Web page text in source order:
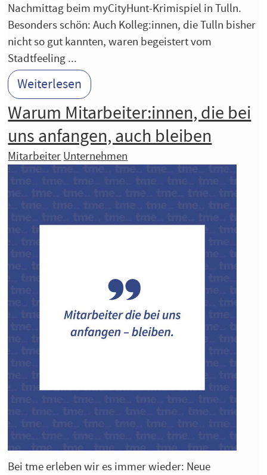
Nachmittag beim myCityHunt-Krimispiel in Tulln.
Besonders schön: Auch Kolleg:innen, die Tulln bisher
nicht so gut kannten, waren begeistert vom
Stadtfeeling ...
Weiterlesen
Warum Mitarbeiter:innen, die bei
uns anfangen, auch bleiben
Mitarbeiter Unternehmen
Bei tme erleben wir es immer wieder: Neue